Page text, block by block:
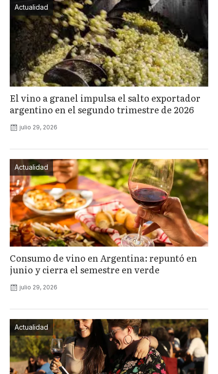
Actualidad
El vino a granel impulsa el salto exportador
argentino en el segundo trimestre de 2026
julio 29, 2026
Actualidad
Consumo de vino en Argentina: repuntó en
junio y cierra el semestre en verde
julio 29, 2026
Actualidad